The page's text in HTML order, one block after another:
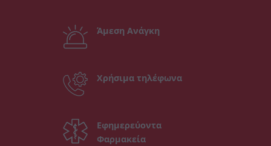
Άμεση Ανάγκη
Χρήσιμα τηλέφωνα
Εφημερεύοντα
Φαρμακεία